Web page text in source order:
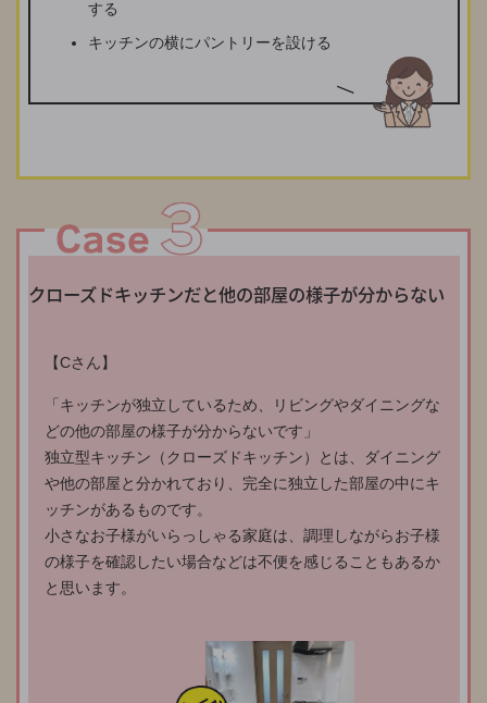
する
キッチンの横にパントリーを設ける
クローズドキッチンだと他の部屋の様子が分からない
【Cさん】
「キッチンが独立しているため、リビングやダイニングな
どの他の部屋の様子が分からないです」
独立型キッチン（クローズドキッチン）とは、ダイニング
や他の部屋と分かれており、完全に独立した部屋の中にキ
ッチンがあるものです。
小さなお子様がいらっしゃる家庭は、調理しながらお子様
の様子を確認したい場合などは不便を感じることもあるか
と思います。